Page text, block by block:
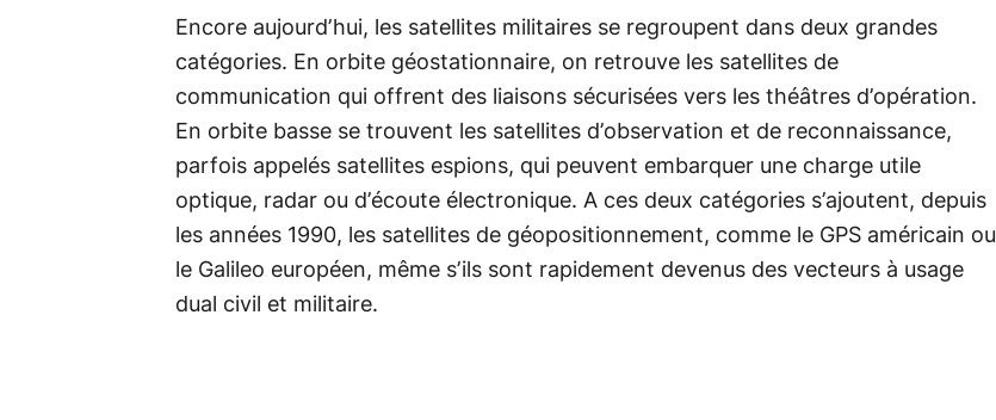
Encore aujourd’hui, les satellites militaires se regroupent dans deux grandes
catégories. En orbite géostationnaire, on retrouve les satellites de
communication qui offrent des liaisons sécurisées vers les théâtres d’opération.
En orbite basse se trouvent les satellites d’observation et de reconnaissance,
parfois appelés satellites espions, qui peuvent embarquer une charge utile
optique, radar ou d’écoute électronique. A ces deux catégories s’ajoutent, depuis
les années 1990, les satellites de géopositionnement, comme le GPS américain ou
le Galileo européen, même s’ils sont rapidement devenus des vecteurs à usage
dual civil et militaire.